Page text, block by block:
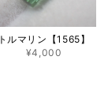
トルマリン【1565】
¥4,000